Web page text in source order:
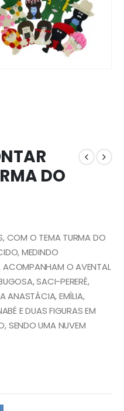
DO
COM O TEMA TURMA DO
MEDINDO
O AVENTAL
SACI-PERERÊ,
ANASTÁCIA, EMÍLIA,
E DUAS FIGURAS EM
SENDO UMA NUVEM